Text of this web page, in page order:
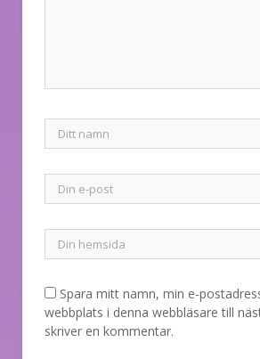
Spara mitt namn, min e-
webbplats i denna webbläsare till
skriver en kommentar.